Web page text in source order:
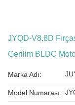
JYQD-V8.8D
Gerilim BLDC
Marka Adı:
Model Numarası: